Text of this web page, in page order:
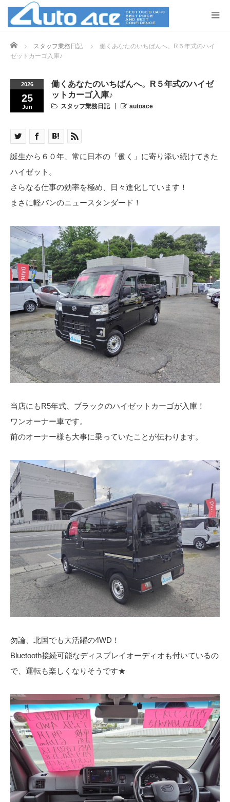
Home スタッフ業務日記
働くあなたのいちばんへ。R５年式のハイ
ゼットカーゴ入庫♪
2026
25
Jun
働くあなたのいちばんへ。R５年式のハイゼ
ットカーゴ入庫♪
スタッフ業務日記 autoace
誕生から６０年、常に日本の「働く」に寄り添い続けてきた
ハイゼット。
さらなる仕事の効率を極め、日々進化しています！
まさに軽バンのニュースタンダード！
当店にもR5年式、ブラックのハイゼットカーゴが入庫！
ワンオーナー車です。
前のオーナー様も大事に乗っていたことが伝わります。
勿論、北国でも大活躍の4WD！
Bluetooth接続可能なディスプレイオーディオも付いているの
で、運転も楽しくなりそうです★